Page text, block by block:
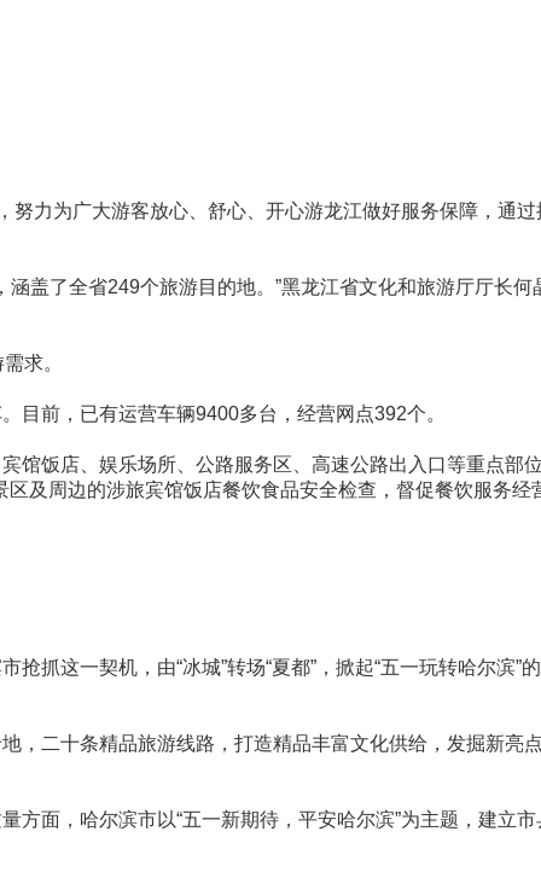
努力为广大游客放心、舒心、开心游龙江做好服务保障，通过
盖了全省249个旅游目的地。”黑龙江省文化和旅游厅厅长何
求。
目前，已有运营车辆9400多台，经营网点392个。
馆饭店、娱乐场所、公路服务区、高速公路出入口等重点部
及周边的涉旅宾馆饭店餐饮食品安全检查，督促餐饮服务经
抓这一契机，由“冰城”转场“夏都”，掀起“五一玩转哈尔滨”
，二十条精品旅游线路，打造精品丰富文化供给，发掘新亮
方面，哈尔滨市以“五一新期待，平安哈尔滨”为主题，建立市